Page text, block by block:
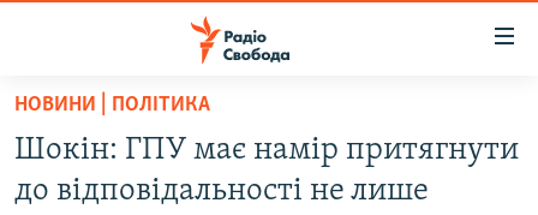
Перейти
основного
матеріалу
НОВИНИ | ПОЛІТИКА
Шокін: ГПУ має намір притягнути
до відповідальності не лише